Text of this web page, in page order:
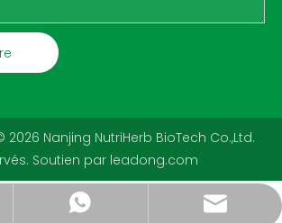
+86-15295710582
+86-15295710582
sales@naturemfg.com
2026 Nanjing NutriHerb BioTech Co.,Ltd.
Soutien par leadong.com